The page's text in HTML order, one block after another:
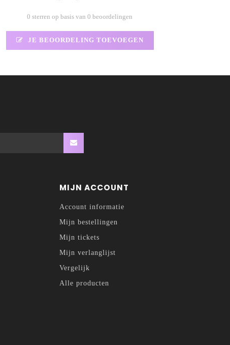
0 sterren op basis van 0 beoordelingen
JE BEOORDELING TOEVOEGEN
MIJN ACCOUNT
Account informatie
Mijn bestellingen
Mijn tickets
Mijn verlanglijst
Vergelijk
Alle producten